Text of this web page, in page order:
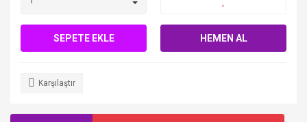
SEPETE EKLE HEMEN AL
Karşılaştır